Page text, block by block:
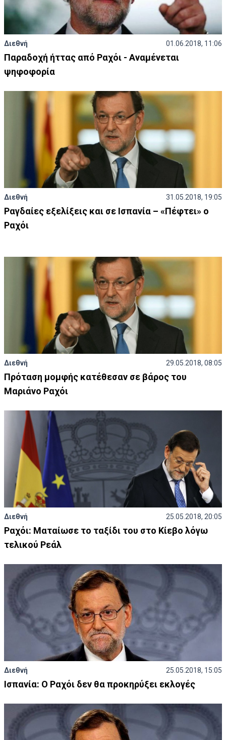
Διεθνή 01.06.2018, 11:06
Παραδοχή ήττας από Ραχόι - Αναμένεται
ψηφοφορία
Διεθνή 31.05.2018, 19:05
Ραγδαίες εξελίξεις και σε Ισπανία – «Πέφτει» ο
Ραχόι
Διεθνή 29.05.2018, 08:05
Πρόταση μομφής κατέθεσαν σε βάρος του
Μαριάνο Ραχόι
Διεθνή 25.05.2018, 20:05
Ραχόι: Ματαίωσε το ταξίδι του στο Κίεβο λόγω
τελικού Ρεάλ
Διεθνή 25.05.2018, 15:05
Ισπανία: Ο Ραχόι δεν θα προκηρύξει εκλογές